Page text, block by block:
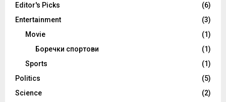
Editor's Picks
(6)
Entertainment
(3)
Movie
(1)
Боречки спортови
(1)
Sports
(1)
Politics
(5)
Science
(2)